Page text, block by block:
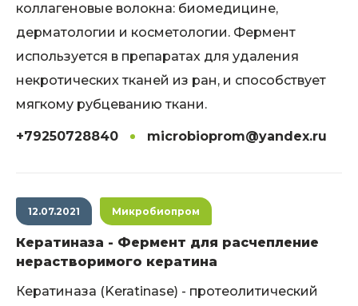
коллагеновые волокна: биомедицине,
дерматологии и косметологии. Фермент
используется в препаратах для удаления
некротических тканей из ран, и способствует
мягкому рубцеванию ткани.
+79250728840 microbioprom@yandex.ru
12.07.2021 Микробиопром
Кератиназа - Фермент для расчепление
нерастворимого кератина
Кератиназа (Keratinase) - протеолитический